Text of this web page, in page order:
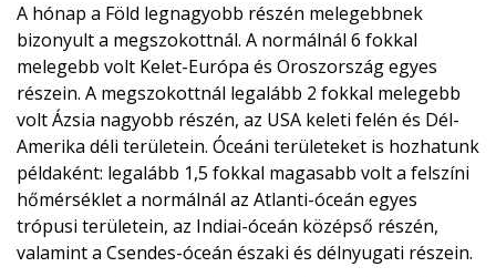
A hónap a Föld legnagyobb részén melegebbnek
bizonyult a megszokottnál. A normálnál 6 fokkal
melegebb volt Kelet-Európa és Oroszország egyes
részein. A megszokottnál legalább 2 fokkal melegebb
volt Ázsia nagyobb részén, az USA keleti felén és Dél-
Amerika déli területein. Óceáni területeket is hozhatunk
példaként: legalább 1,5 fokkal magasabb volt a felszíni
hőmérséklet a normálnál az Atlanti-óceán egyes
trópusi területein, az Indiai-óceán középső részén,
valamint a Csendes-óceán északi és délnyugati részein.